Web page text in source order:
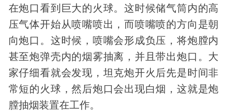
在炮口看到巨大的火球。这时候储气筒内的高
压气体开始从喷嘴喷出，而喷嘴喷的方向是朝
向炮口。这时候，喷嘴会形成负压，将炮膛内
甚至炮弹壳内的烟雾抽离，并且带出炮口。大
家仔细看就会发现 ，坦克炮开火后先是时间非
常短的火球，然后炮口会出现白烟，这就是炮
膛抽烟装置在工作。